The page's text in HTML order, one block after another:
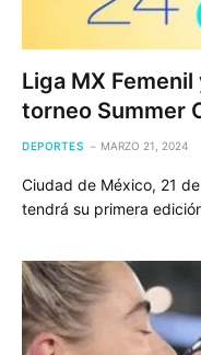
Liga MX
torneo Summer
DEPORTES MARZO 21, 2024
Ciudad de México, 21
tendrá su primera